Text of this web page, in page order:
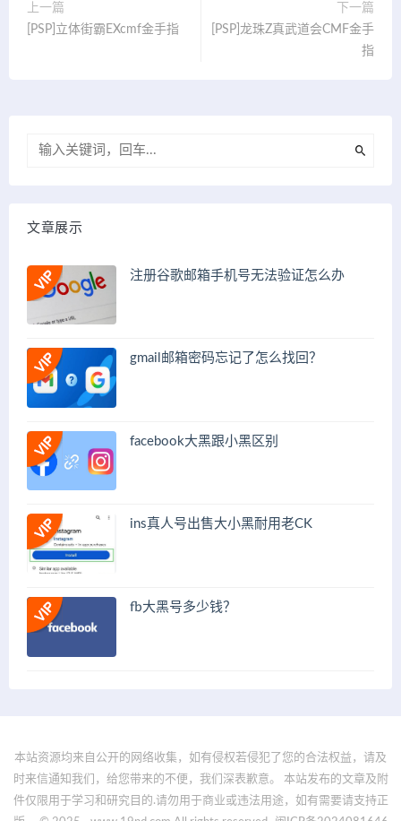
上一篇
[PSP]立体街霸EXcmf金手指
下一篇
[PSP]龙珠Z真武道会CMF金手
指
文章展示
注册谷歌邮箱手机号无法验证怎么办
gmail邮箱密码忘记了怎么找回？
facebook大黑跟小黑区别
ins真人号出售大小黑耐用老CK
fb大黑号多少钱？
本站资源均来自公开的网络收集，如有侵权若侵犯了您的合法权益，请及
时来信通知我们，给您带来的不便，我们深表歉意。 本站发布的文章及附
件仅限用于学习和研究目的.请勿用于商业或违法用途，如有需要请支持正